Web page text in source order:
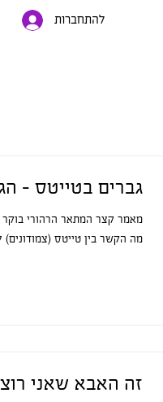
להתחברות
גברים בטייטס -
מאמר קצר המתאר הרהורי
מה הקשר בין טייטס (צמודונים)
זה האבא שאני